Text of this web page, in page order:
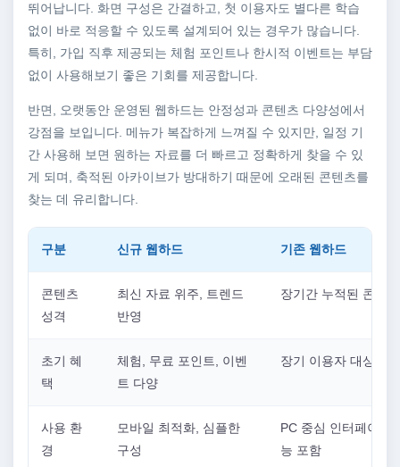
뛰어납니다. 화면 구성은 간결하고, 첫 이용자도 별다른 학습
없이 바로 적응할 수 있도록 설계되어 있는 경우가 많습니다.
특히, 가입 직후 제공되는 체험 포인트나 한시적 이벤트는 부담
없이 사용해보기 좋은 기회를 제공합니다.
반면, 오랫동안 운영된 웹하드는 안정성과 콘텐츠 다양성에서
강점을 보입니다. 메뉴가 복잡하게 느껴질 수 있지만, 일정 기
간 사용해 보면 원하는 자료를 더 빠르고 정확하게 찾을 수 있
게 되며, 축적된 아카이브가 방대하기 때문에 오래된 콘텐츠를
찾는 데 유리합니다.
구분 신규 웹하드 기존 웹하드
콘텐츠
성격
최신 자료 위주, 트렌드
반영
장기간 누적된 콘텐
초기 혜
택
체험, 무료 포인트, 이벤
트 다양
장기 이용자 대상 혜
사용 환
경
모바일 최적화, 심플한
구성
PC 중심 인터페이스,
능 포함